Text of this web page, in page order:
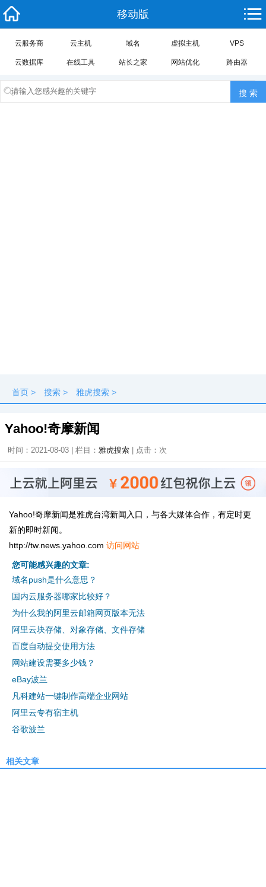
移动版
云服务商 云主机 域名 虚拟主机 VPS
云数据库 在线工具 站长之家 网站优化 路由器
首页 > 搜索 > 雅虎搜索 >
Yahoo!奇摩新闻
时间：2021-08-03 | 栏目： 雅虎搜索 | 点击： 次
Yahoo!奇摩新闻是雅虎台湾新闻入口，与各大媒体合作，有定时更
新的即时新闻。
http://tw.news.yahoo.com 访问网站
您可能感兴趣的文章:
域名push是什么意思？
国内云服务器哪家比较好？
为什么我的阿里云邮箱网页版本无法
阿里云块存储、对象存储、文件存储
百度自动提交使用方法
网站建设需要多少钱？
eBay波兰
凡科建站一键制作高端企业网站
阿里云专有宿主机
谷歌波兰
相关文章